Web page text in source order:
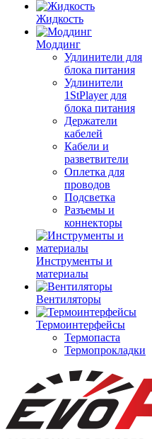
Жидкость
Моддинг
Удлинители для
блока питания
Удлинители
1StPlayer для
блока питания
Держатели
кабелей
Кабели и
разветвители
Оплетка для
проводов
Подсветка
Разъемы и
коннекторы
Инструменты и
материалы
Вентиляторы
Термоинтерфейсы
Термопаста
Термопрокладки